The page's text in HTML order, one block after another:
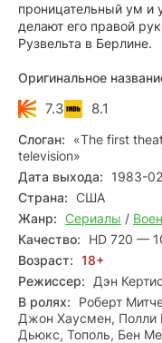
проницательный ум и
делают его правой
Рузвельта в Берлине.
Оригинальное
7.3 8.1
Слоган:
«The first
television»
Дата выхода:
1983-
Страна: США
Жанр: Сериалы /
Качество:
HD 720 —
Возраст: 18+
Режиссер:
Дэн Кертис
В ролях:
Роберт
Джон Хаусмен, Полли
Дьюкс, Тополь, Бен